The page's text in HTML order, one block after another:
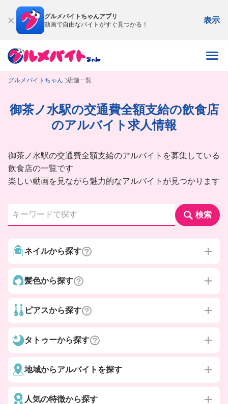
グルメバイトちゃんアプリ
動画で自由なバイトがすぐ見つかる！
表示
グルメバイトちゃん 店舗一覧
御茶ノ水駅の交通費全額支給の飲食店
のアルバイト求人情報
御茶ノ水駅の交通費全額支給のアルバイトを募集している
飲食店の一覧です
楽しい動画を見ながら魅力的なアルバイトが見つかります
検索
ネイルから探す
髪色から探す
ピアスから探す
タトゥーから探す
地域からアルバイトを探す
人気の特徴から探す